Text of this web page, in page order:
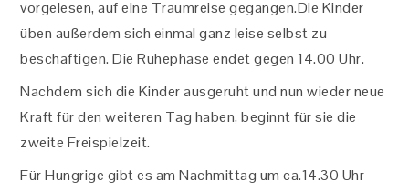
vorgelesen, auf eine Traumreise gegangen.Die Kinder
üben außerdem sich einmal ganz leise selbst zu
beschäftigen. Die Ruhephase endet gegen 14.00 Uhr.
Nachdem sich die Kinder ausgeruht und nun wieder neue
Kraft für den weiteren Tag haben, beginnt für sie die
zweite Freispielzeit.
Für Hungrige gibt es am Nachmittag um ca.14.30 Uhr